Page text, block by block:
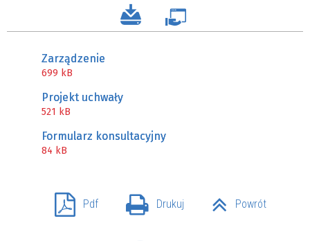
Zarządzenie
699 kB
Projekt uchwały
521 kB
Formularz konsultacyjny
84 kB
Pdf Drukuj Powrót